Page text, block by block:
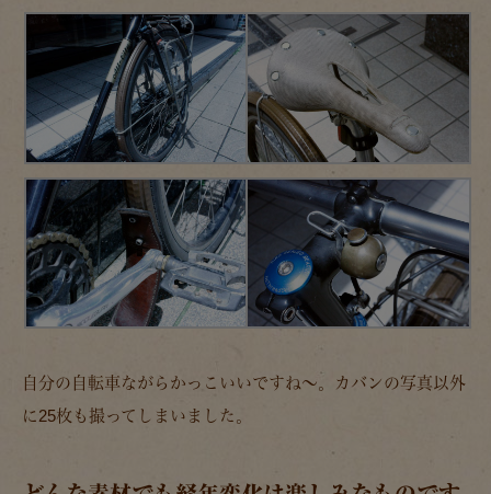
自分の自転車ながらかっこいいですね～。カバンの写真以外
に25枚も撮ってしまいました。